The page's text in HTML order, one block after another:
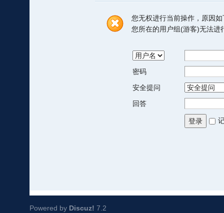
您无权进行当前操作，原因如
您所在的用户组(游客)无法进
密码
安全提问
回答
登录
Powered by Discuz! 7.2